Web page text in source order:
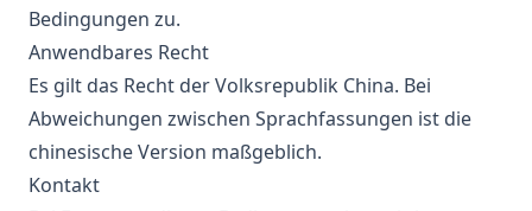
Bedingungen zu.
Anwendbares Recht
Es gilt das Recht der Volksrepublik China. Bei
Abweichungen zwischen Sprachfassungen ist die
chinesische Version maßgeblich.
Kontakt